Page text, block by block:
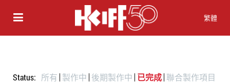
繁體
Status: 所有 製作中 後期製作中 已完成 聯合製作項目